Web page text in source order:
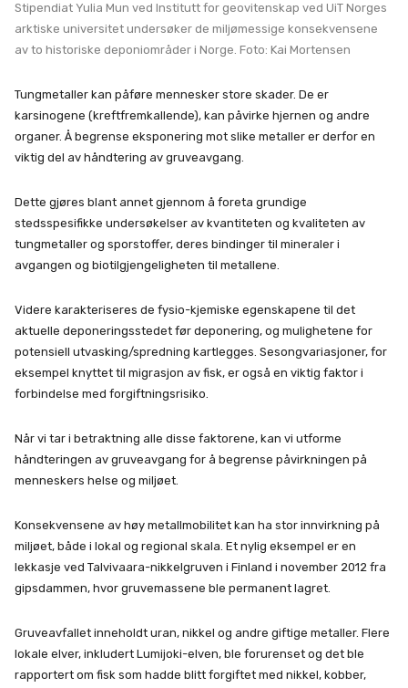
Stipendiat Yulia Mun ved Institutt for geovitenskap ved UiT Norges
arktiske universitet undersøker de miljømessige konsekvensene
av to historiske deponiområder i Norge. Foto: Kai Mortensen
Tungmetaller kan påføre mennesker store skader. De er
karsinogene (kreftfremkallende), kan påvirke hjernen og andre
organer. Å begrense eksponering mot slike metaller er derfor en
viktig del av håndtering av gruveavgang.
Dette gjøres blant annet gjennom å foreta grundige
stedsspesifikke undersøkelser av kvantiteten og kvaliteten av
tungmetaller og sporstoffer, deres bindinger til mineraler i
avgangen og biotilgjengeligheten til metallene.
Videre karakteriseres de fysio-kjemiske egenskapene til det
aktuelle deponeringsstedet før deponering, og mulighetene for
potensiell utvasking/spredning kartlegges. Sesongvariasjoner, for
eksempel knyttet til migrasjon av fisk, er også en viktig faktor i
forbindelse med forgiftningsrisiko.
Når vi tar i betraktning alle disse faktorene, kan vi utforme
håndteringen av gruveavgang for å begrense påvirkningen på
menneskers helse og miljøet.
Konsekvensene av høy metallmobilitet kan ha stor innvirkning på
miljøet, både i lokal og regional skala. Et nylig eksempel er en
lekkasje ved Talvivaara-nikkelgruven i Finland i november 2012 fra
gipsdammen, hvor gruvemassene ble permanent lagret.
Gruveavfallet inneholdt uran, nikkel og andre giftige metaller. Flere
lokale elver, inkludert Lumijoki-elven, ble forurenset og det ble
rapportert om fisk som hadde blitt forgiftet med nikkel, kobber,